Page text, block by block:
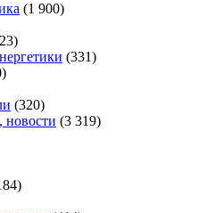
(1 900)
(331)
(320)
новости (3 319)